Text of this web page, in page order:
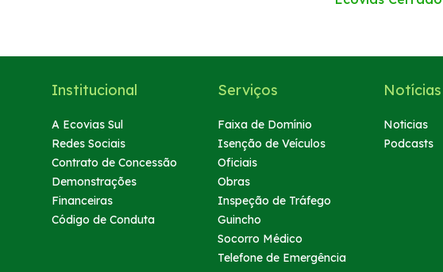
Fornecedores
Trabalhe Conosco
Ouvidoria
Institucional
A Ecovias Sul
Redes Sociais
Contrato de Concessão
Demonstrações
Financeiras
Código de Conduta
Serviços
Faixa de Domínio
Isenção de Veículos
Oficiais
Obras
Inspeção de Tráfego
Guincho
Socorro Médico
Telefone de Emergência
Notícias
Noticias
Podcasts